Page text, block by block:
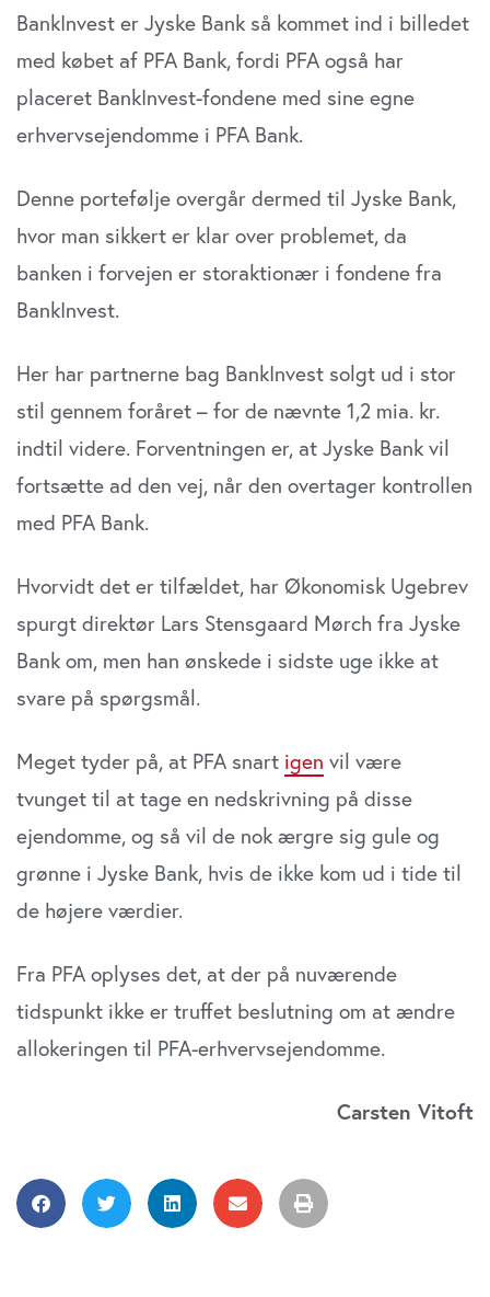
BankInvest er Jyske Bank så kommet ind i billedet
med købet af PFA Bank, fordi PFA også har
placeret BankInvest-fondene med sine egne
erhvervsejendomme i PFA Bank.
Denne portefølje overgår dermed til Jyske Bank,
hvor man sikkert er klar over problemet, da
banken i forvejen er storaktionær i fondene fra
BankInvest.
Her har partnerne bag BankInvest solgt ud i stor
stil gennem foråret – for de nævnte 1,2 mia. kr.
indtil videre. Forventningen er, at Jyske Bank vil
fortsætte ad den vej, når den overtager kontrollen
med PFA Bank.
Hvorvidt det er tilfældet, har Økonomisk Ugebrev
spurgt direktør Lars Stensgaard Mørch fra Jyske
Bank om, men han ønskede i sidste uge ikke at
svare på spørgsmål.
Meget tyder på, at PFA snart igen vil være
tvunget til at tage en nedskrivning på disse
ejendomme, og så vil de nok ærgre sig gule og
grønne i Jyske Bank, hvis de ikke kom ud i tide til
de højere værdier.
Fra PFA oplyses det, at der på nuværende
tidspunkt ikke er truffet beslutning om at ændre
allokeringen til PFA-erhvervsejendomme.
Carsten Vitoft